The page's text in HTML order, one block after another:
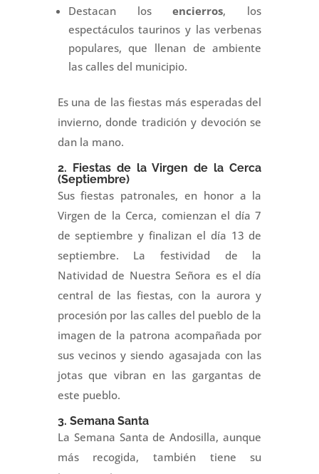
Destacan losencierros, los
espectáculos taurinos y las verbenas
populares, que llenan de ambiente
las calles del municipio.
Es una de las fiestas más esperadas del
invierno, donde tradición y devoción se
dan la mano.
2. Fiestas de la Virgen de la Cerca
(Septiembre)
Sus fiestas patronales, en honor a la
Virgen de la Cerca, comienzan el día 7
de septiembre y finalizan el día 13 de
septiembre. La festividad de la
Natividad de Nuestra Señora es el día
central de las fiestas, con la aurora y
procesión por las calles del pueblo de la
imagen de la patrona acompañada por
sus vecinos y siendo agasajada con las
jotas que vibran en las gargantas de
este pueblo.
3. Semana Santa
La Semana Santa de Andosilla, aunque
más recogida, también tiene su